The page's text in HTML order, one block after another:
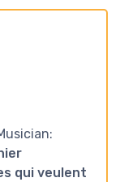
qui veulent